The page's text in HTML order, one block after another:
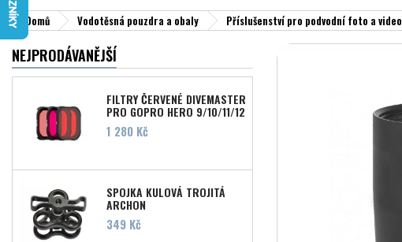
Domů Vodotěsná pouzdra a obaly Příslušenství pro podvodní foto a video
NEJPRODÁVANĚJŠÍ
FILTRY ČERVENÉ DIVEMASTER
PRO GOPRO HERO 9/10/11/12
Cena
1 280 Kč
SPOJKA KULOVÁ TROJITÁ
ARCHON
Cena
349 Kč